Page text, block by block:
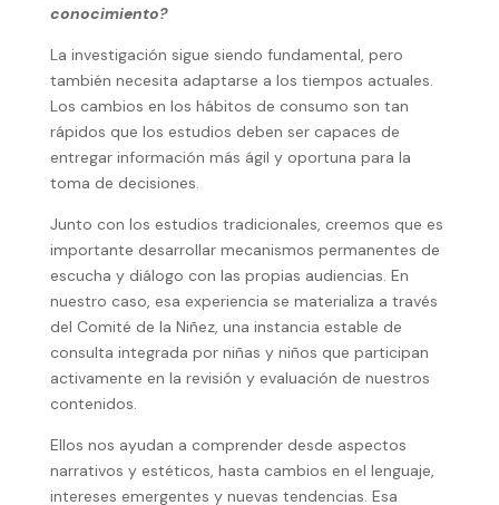
conocimiento?
La investigación sigue siendo fundamental, pero
también necesita adaptarse a los tiempos actuales.
Los cambios en los hábitos de consumo son tan
rápidos que los estudios deben ser capaces de
entregar información más ágil y oportuna para la
toma de decisiones.
Junto con los estudios tradicionales, creemos que es
importante desarrollar mecanismos permanentes de
escucha y diálogo con las propias audiencias. En
nuestro caso, esa experiencia se materializa a través
del Comité de la Niñez, una instancia estable de
consulta integrada por niñas y niños que participan
activamente en la revisión y evaluación de nuestros
contenidos.
Ellos nos ayudan a comprender desde aspectos
narrativos y estéticos, hasta cambios en el lenguaje,
intereses emergentes y nuevas tendencias. Esa